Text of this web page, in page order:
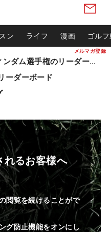
メルマガ登録
ン ライフ 漫画 ゴル
松山英樹ら出場 ウィンダム選手権のリーダーボード
ダーボード
れるお客様へ
閲覧を続けることがで
グ防止機能をオンにし